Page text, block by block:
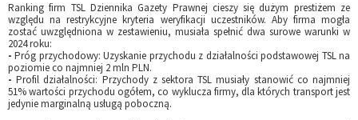
Ranking firm TSL Dziennika Gazety Prawnej cieszy się dużym prestiżem ze
względu na restrykcyjne kryteria weryfikacji uczestników. Aby firma mogła
zostać uwzględniona w zestawieniu, musiała spełnić dwa surowe warunki w
2024 roku:
-Próg przychodowy: Uzyskanie przychodu z działalności podstawowej TSL na
poziomie co najmniej 2 mln PLN.
-Profil działalności: Przychody z sektora TSL musiały stanowić co najmniej
51% wartości przychodu ogółem, co wyklucza firmy, dla których transport jest
jedynie marginalną usługą poboczną.